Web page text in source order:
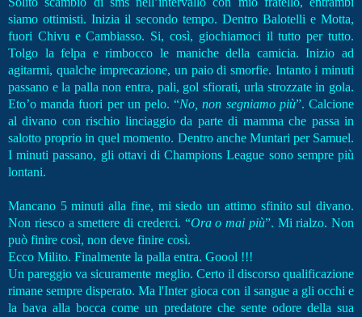
siamo ottimisti. Inizia il secondo tempo. Dentro Balotelli e Motta,
fuori Chivu e Cambiasso. Si, così, giochiamoci il tutto per tutto.
Tolgo la felpa e rimbocco le maniche della camicia. Inizio ad
agitarmi, qualche imprecazione, un paio di smorfie. Intanto i minuti
passano e la palla non entra, pali, gol sfiorati, urla strozzate in gola.
Eto’o manda fuori per un pelo. “No, non segniamo più”. Calcione
al divano con rischio linciaggio da parte di mamma che passa in
salotto proprio in quel momento. Dentro anche Muntari per Samuel.
I minuti passano, gli ottavi di Champions League sono sempre più
lontani.
Mancano 5 minuti alla fine, mi siedo un attimo sfinito sul divano.
Non riesco a smettere di crederci. “Ora o mai più”. Mi rialzo. Non
può finire così, non deve finire così.
Ecco Milito. Finalmente la palla entra. Goool !!!
Un pareggio va sicuramente meglio. Certo il discorso qualificazione
rimane sempre disperato. Ma l'Inter gioca con il sangue a gli occhi e
la bava alla bocca come un predatore che sente odore della sua